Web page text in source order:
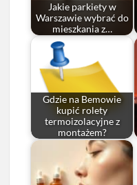
Jakie parkiety w
Warszawie wybrać do
mieszkania z…
Gdzie na Bemowie
kupić rolety
termoizolacyjne z
montażem?